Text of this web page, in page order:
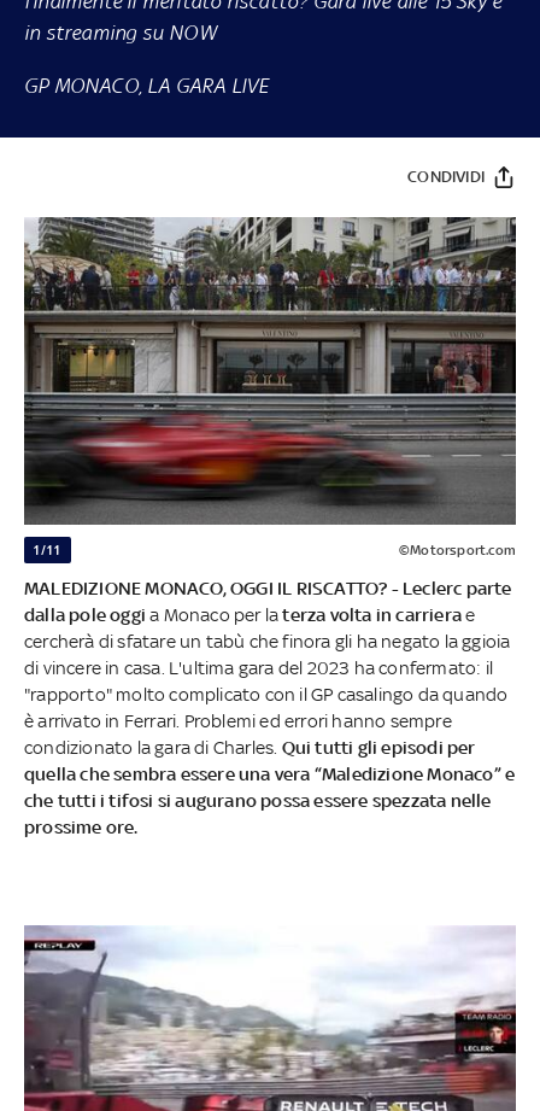
in streaming su NOW
GP MONACO, LA GARA LIVE
CONDIVIDI
1/11 ©Motorsport.com
MALEDIZIONE MONACO, OGGI IL RISCATTO? - Leclerc parte
dalla pole oggi a Monaco per laterza volta in carrierae
cercherà di sfatare un tabù che finora gli ha negato la ggioia
di vincere in casa. L'ultima gara del 2023 ha confermato: il
"rapporto" molto complicato con il GP casalingo da quando
è arrivato in Ferrari. Problemi ed errori hanno sempre
condizionato la gara di Charles. Qui tutti gli episodi per
quella che sembra essere una vera “Maledizione Monaco” e
che tutti i tifosi si augurano possa essere spezzata nelle
prossime ore.